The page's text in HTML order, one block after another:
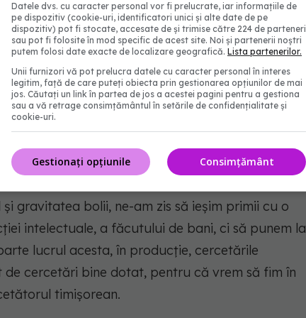
aceasta la elaborarea unui vaccin", a explicat
nu spune nimic referitor la cercetările
companie farmaceutică încercând să obţină un
de pe urma vaccinării, iar aceasta ia timp.
şi noi să mergem la Agenţia de patentă, să
n.r.), dar durează un an de zile patentatul.
gravitatea bolii, ne-am zis să ieşim primii cu o
intelectuale, a făcutului de bani, ci să punem la
lucrul acesta, în producţie, cercetările
de cercetări bine dotat, pentru că vrem să fim în
timişorean.
Datele dvs. cu caracter personal vor fi prelucrate, iar informațiile de
pe dispozitiv (cookie-uri, identificatori unici și alte date de pe
dispozitiv) pot fi stocate, accesate de și trimise către 224 de parteneri
sau pot fi folosite în mod specific de acest site. Noi și partenerii noștri
putem folosi date exacte de localizare geografică. Lista partenerilor.
Unii furnizori vă pot prelucra datele cu caracter personal în interes
legitim, față de care puteți obiecta prin gestionarea opțiunilor de mai
jos. Căutați un link în partea de jos a acestei pagini pentru a gestiona
sau a vă retrage consimțământul în setările de confidențialitate și
cookie-uri.
Consimțământ
Gestionați opțiunile